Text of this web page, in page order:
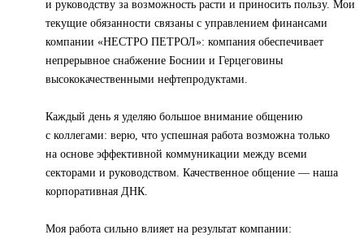
и руководству за возможность расти и приносить пользу. Мои
текущие обязанности связаны с управлением финансами
компании «НЕСТРО ПЕТРОЛ»: компания обеспечивает
непрерывное снабжение Боснии и Герцеговины
высококачественными нефтепродуктами.
Каждый день я уделяю большое внимание общению
с коллегами: верю, что успешная работа возможна только
на основе эффективной коммуникации между всеми
секторами и руководством. Качественное общение — наша
корпоративная ДНК.
Моя работа сильно влияет на результат компании: